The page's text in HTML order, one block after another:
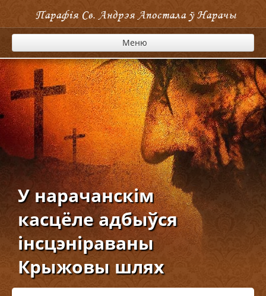
Парафія Cв. Андрэя Апостала ў Нарачы
Меню
У нарачанскім
касцёле адбыўся
інсцэніраваны
Крыжовы шлях